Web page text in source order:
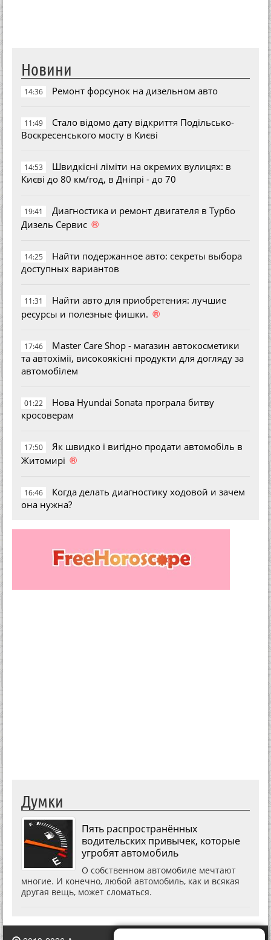
Новини
14:36 Ремонт форсунок на дизельном авто
11:49
Стало відомо дату відкриття Подільсько-
Воскресенського мосту в Києві
14:53
Швидкісні ліміти на окремих вулицях: в
Києві до 80 км/год, в Дніпрі - до 70
19:41
Диагностика и ремонт двигателя в Турбо
Дизель Сервис ®
14:25
Найти подержанное авто: секреты выбора
доступных вариантов
11:31
Найти авто для приобретения: лучшие
ресурсы и полезные фишки. ®
17:46
Master Care Shop - магазин автокосметики
та автохімії, високоякісні продукти для догляду за
автомобілем
01:22
Нова Hyundai Sonata програла битву
кросоверам
17:50
Як швидко і вигідно продати автомобіль в
Житомирі ®
16:46
Когда делать диагностику ходовой и зачем
она нужна?
Думки
Пять распространённых
водительских привычек, которые
угробят автомобиль
О собственном автомобиле мечтают
многие. И конечно, любой автомобиль, как и всякая
другая вещь, может сломаться.